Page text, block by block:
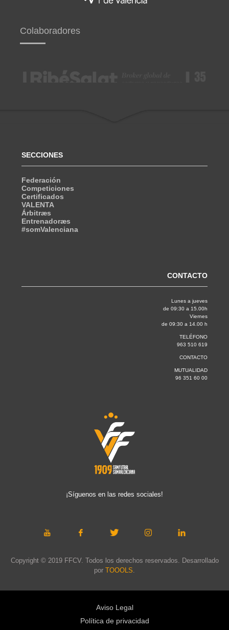
Colaboradores
SECCIONES
Federación
Competiciones
Certificados
VALENTA
Árbitræs
Entrenadoræs
#somValenciana
CONTACTO
Lunes a jueves
de 09:30 a 15.00h
Viernes
de 09:30 a 14.00 h
TELÉFONO
963 510 619
CONTACTO
MUTUALIDAD
96 351 60 00
¡Síguenos en las redes sociales!
Copyright © 2019 FFCV. Todos los derechos reservados. Desarrollado
por TOOOLS
Aviso Legal
Política de privacidad